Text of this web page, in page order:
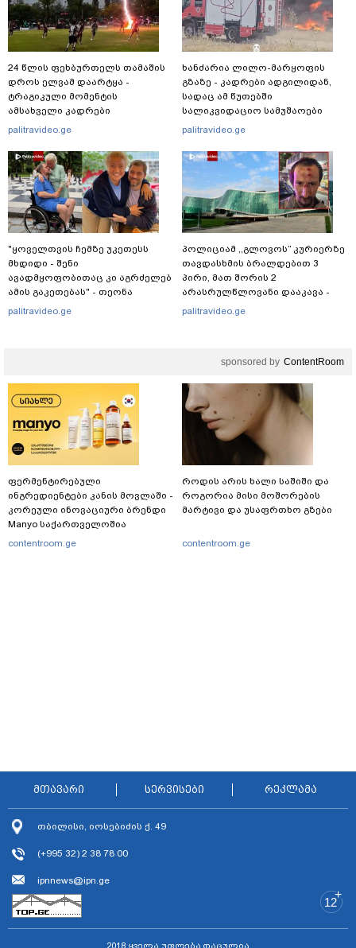
24 წლის ფეხბურთელს თამაშის
დროს ელვამ დაარტყა -
ტრაგიკული მომენტის
ამსახველი კადრები
ტაილანდიდან მედიაში
palitravideo.ge
"ყოველთვის ჩემზე უკეთესს
მხდიდი - შენი
ავადმყოფობითაც კი აგრძელებ
ამის გაკეთებას" - თეონა
კონტრიძე მეუღლეს ემოციურ
palitravideo.ge
ხანძარია ლილო-მარყოფის
გზაზე - კადრები ადგილიდან,
სადაც ამ წუთებში
სალიკვიდაციო სამუშაოები
მიმდინარეობს
palitravideo.ge
პოლიციამ ,,გლოვოს” კურიერზე
თავდასხმის ბრალდებით 3
პირი, მათ შორის 2
არასრულწლოვანი დააკავა -
შსს ინფორმაციას ავრცელებს
palitravideo.ge
sponsored by ContentRoom
ფერმენტირებული
ინგრედიენტები კანის მოვლაში -
კორეული ინოვაციური ბრენდი
Manyo საქართველოშია
contentroom.ge
როდის არის ხალი საშიში და
როგორია მისი მოშორების
მარტივი და უსაფრთხო გზები
contentroom.ge
მთავარი სერვისები რეკლამა
თბილისი, იოსებიძის ქ. 49
(+995 32) 2 38 78 00
ipnnews@ipn.ge
+
12
2018 ყველა უფლება დაცულია